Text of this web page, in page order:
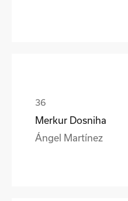
Merkur Dosniha
Ángel Martínez